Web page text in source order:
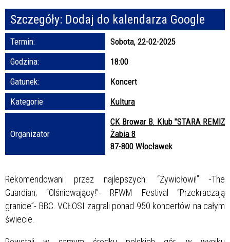
Organizator
Promowane
Szczegóły: Dodaj do kalendarza Google
Termin:
Sobota, 22-02-2025
Godzina:
18:00
Gatunek:
Koncert
Kategorie
Kultura
Organizator
CK Browar B. Klub "STARA
Żabia 8
87-800 Włocławek
Rekomendowani przez najlepszych: “Żywiołowi!” -The
Guardian; “Olśniewający!”- RFWM Festival “Przekraczają
granice”- BBC. VOŁOSI zagrali ponad 950 koncertów na całym
świecie.